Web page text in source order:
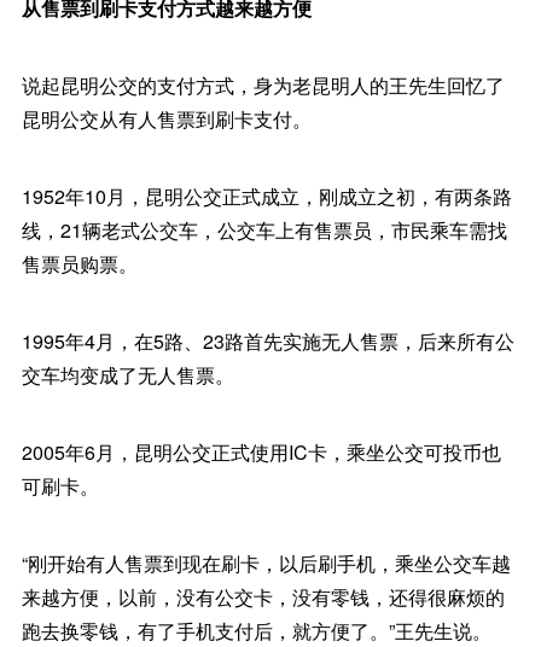
从售票到刷卡支付方式越来越方便
说起昆明公交的支付方式，身为老昆明人的王先生回忆了
昆明公交从有人售票到刷卡支付。
1952年10月，昆明公交正式成立，刚成立之初，有两条路
线，21辆老式公交车，公交车上有售票员，市民乘车需找
售票员购票。
1995年4月，在5路、23路首先实施无人售票，后来所有公
交车均变成了无人售票。
2005年6月，昆明公交正式使用IC卡，乘坐公交可投币也
可刷卡。
“刚开始有人售票到现在刷卡，以后刷手机，乘坐公交车越
来越方便，以前，没有公交卡，没有零钱，还得很麻烦的
跑去换零钱，有了手机支付后，就方便了。”王先生说。